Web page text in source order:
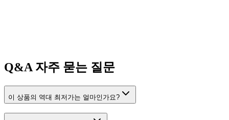
Q&A 자주 묻는 질문
이 상품의 역대 최저가는 얼마인가요?